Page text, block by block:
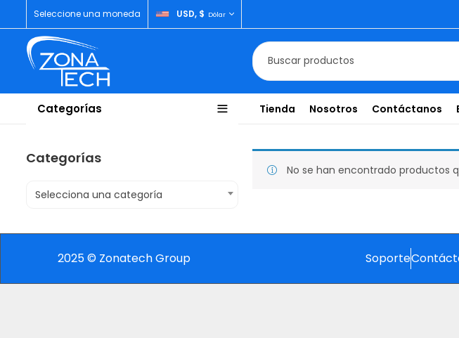
Seleccione una moneda USD, $ Dólar
Categorías Tienda Nosotros Contáctanos
No se han encontrado productos
Categorías
Selecciona una categoría
2025 © Zonatech Group Soporte